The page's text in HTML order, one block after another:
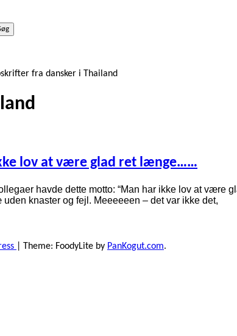
fra dansker i Thailand
lov at være glad ret længe……
havde dette motto: “Man har ikke lov at
knaster og fejl. Meeeeeen – det var ikke det,
Theme: FoodyLite by PanKogut.com.